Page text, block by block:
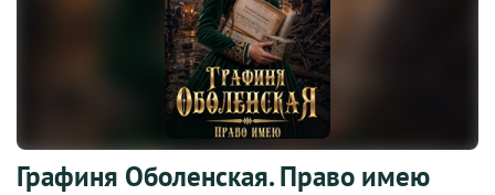
Графиня Оболенская. Право имею